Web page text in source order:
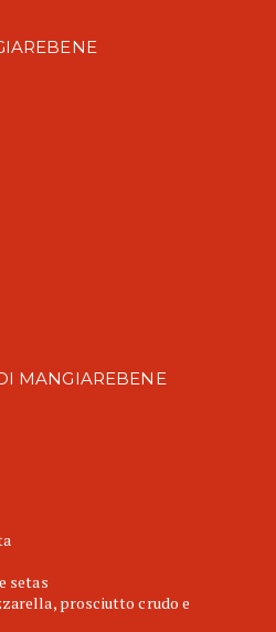
MANGIAREBENE
setas
prosciutto crudo e